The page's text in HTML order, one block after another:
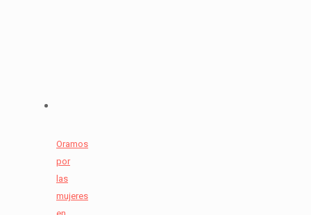
Oramos
por
las
mujeres